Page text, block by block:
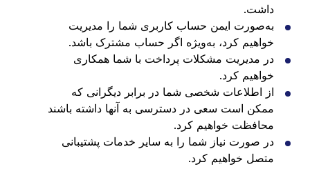
داشت.
به‌صورت ایمن حساب کاربری شما را مدیریت
خواهیم کرد، به‌ویژه اگر حساب مشترک باشد.
در مدیریت مشکلات پرداخت با شما همکاری
خواهیم کرد.
از اطلاعات شخصی شما در برابر دیگرانی که
ممکن است سعی در دسترسی به آنها داشته باشند
محافظت خواهیم کرد.
در صورت نیاز شما را به سایر خدمات پشتیبانی
متصل خواهیم کرد.